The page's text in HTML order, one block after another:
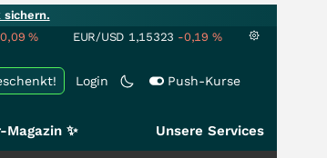
sichern.
% EUR/USD 1,15323 -0,19 %
Login Push-Kurse
Magazin ✨ Unsere Services